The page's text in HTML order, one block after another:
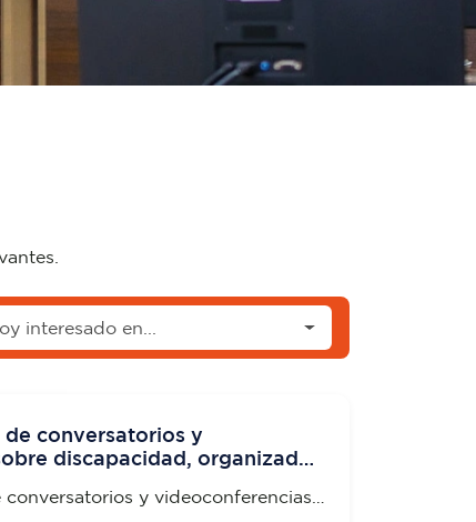
interesado en...
conversatorios y
discapacidad, organizado
y videoconferencias